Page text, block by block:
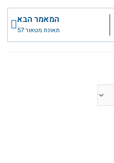
המאמר הבא
תאונת מטאור 57